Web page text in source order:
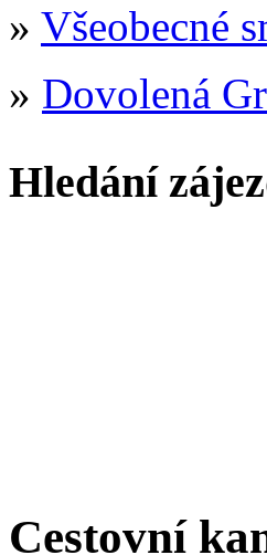
» Všeobecné
» Dovolená
Hledání
Cestovní